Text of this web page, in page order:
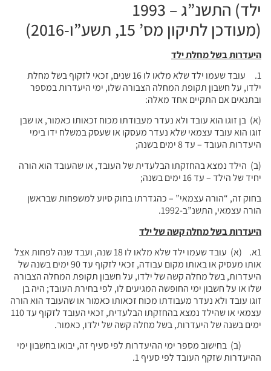
ילד) התשנ”ג – 1993
(מעודכן לתיקון מס’ 15, תשע”ו-2016)
היעדרות בשל מחלת ילד
1. עובד שעמו ילד שלא מלאו לו 16 שנים, זכאי לזקוף בשל מחלת
ילדו, על חשבון תקופת המחלה הצבורה שלו, ימי היעדרות במספר
ובתנאים אם התקיים אחד מאלה:
(א) בן זוגו הוא עובד ולא נעדר מעבודתו מכוח זכאותו כאמור, או שבן
זוגו הוא עובד עצמאי שלא נעדר מעסקו או שעסק במשלח ידו בימי
היעדרות העובד – עד 8 ימים בשנה;
(ב) הילד נמצא בהחזקתו הבלעדית של העובד, או שהעובד הוא הורה
יחיד של הילד – עד 16 ימים בשנה;
בחוק זה, “הורה עצמאי” – כהגדרתו בחוק סיוע למשפחות שבראשן
הורה עצמאי, התשנ”ב-1992.
היעדרות בשל מחלה קשה של ילד
1א. (א) עובד שעמו ילד שלא מלאו לו 18 שנה, ועבד שנה לפחות אצל
אותו מעסיק או באותו מקום עבודה, זכאי לזקוף עד 90 ימים בשנה של
היעדרות, בשל מחלה קשה של ילדו, על חשבון תקופת המחלה הצבורה
שלו או על חשבון ימי החופשה המגיעים לו, לפי בחירת העובד; היה בן
זוגו עובד ולא נעדר מעבודתו מכוח זכאותו כאמור או שהעובד הוא הורה
עצמאי או שהילד נמצא בהחזקתו הבלעדית, זכאי העובד לזקוף עד 110
ימים בשנה של היעדרות, בשל מחלה קשה של ילדו, כאמור.
(ב) בחישוב מספר ימי ההיעדרות לפי סעיף זה, יבואו בחשבון ימי
ההיעדרות שזקף העובד לפי סעיף 1.